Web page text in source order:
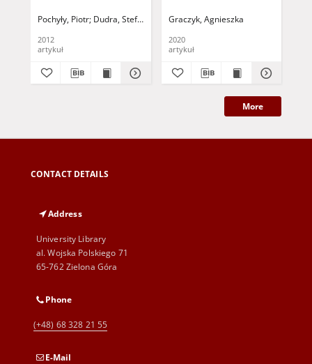
Pochyły, Piotr Dudra, Stefan - red. Nitschke, Bernadetta (1964 - ) - red.
2012
artykuł
Graczyk, Agnieszka
2020
artykuł
More
CONTACT DETAILS
Address
University Library
al. Wojska Polskiego 71
65-762 Zielona Góra
Phone
(+48) 68 328 21 55
E-Mail